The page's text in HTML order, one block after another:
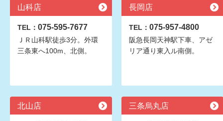
山科店
TEL： 075-595-7677
ＪＲ山科駅徒歩3分。外環
三条東へ100m、北側。
長岡店
TEL： 075-957-4800
阪急長岡天神駅下車、アゼ
リア通り東入ル南側。
北山店 三条烏丸店